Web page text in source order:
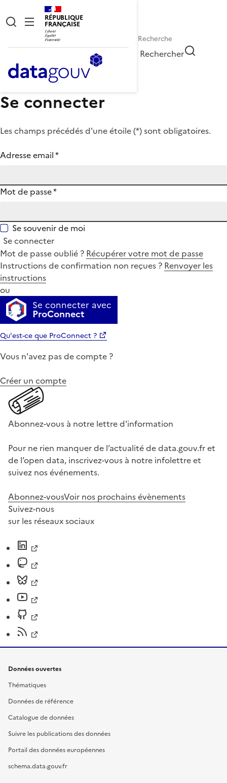
RÉPUBLIQUE
FRANÇAISE
Rechercher
Se connecter
Les champs précédés d'une étoile (*) sont obligatoires.
Adresse email*
Mot de passe*
Se souvenir de moi
Se connecter
Mot de passe oublié ? Récupérer votre mot de passe
Instructions de confirmation non reçues ? Renvoyer les
instructions
ou
Se connecter avec
ProConnect
Qu'est-ce que ProConnect ?
Vous n'avez pas de compte ?
Créer un compte
Abonnez-vous à notre lettre d'information
Pour ne rien manquer de l’actualité de data.gouv.fr et
de l’open data, inscrivez-vous à notre infolettre et
suivez nos événements.
Abonnez-vousVoir nos prochains évènements
Suivez-nous
sur les réseaux sociaux
Données ouvertes
Thématiques
Données de référence
Catalogue de données
Suivre les publications des données
Portail des données européennes
schema.data.gouv.fr